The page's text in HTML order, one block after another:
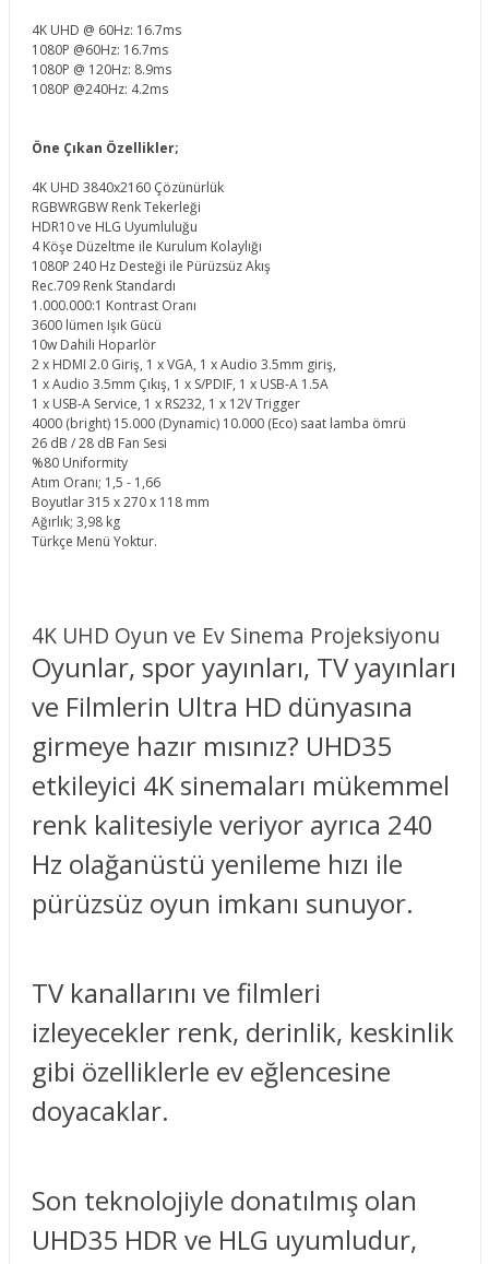
4K UHD @ 60Hz: 16.7ms
1080P @60Hz: 16.7ms
1080P @ 120Hz: 8.9ms
1080P @240Hz: 4.2ms
Öne Çıkan Özellikler;
4K UHD 3840x2160 Çözünürlük
RGBWRGBW Renk Tekerleği
HDR10 ve HLG Uyumluluğu
4 Köşe Düzeltme ile Kurulum Kolaylığı
1080P 240 Hz Desteği ile Pürüzsüz Akış
Rec.709 Renk Standardı
1.000.000:1 Kontrast Oranı
3600 lümen Işık Gücü
10w Dahili Hoparlör
2 x HDMI 2.0 Giriş, 1 x VGA, 1 x Audio 3.5mm giriş,
1 x Audio 3.5mm Çıkış, 1 x S/PDIF, 1 x USB-A 1.5A
1 x USB-A Service, 1 x RS232, 1 x 12V Trigger
4000 (bright) 15.000 (Dynamic) 10.000 (Eco) saat lamba ömrü
26 dB / 28 dB Fan Sesi
%80 Uniformity
Atım Oranı; 1,5 - 1,66
Boyutlar 315 x 270 x 118 mm
Ağırlık; 3,98 kg
Türkçe Menü Yoktur.
4K UHD Oyun ve Ev Sinema Projeksiyonu
Oyunlar, spor yayınları, TV yayınları
ve Filmlerin Ultra HD dünyasına
girmeye hazır mısınız? UHD35
etkileyici 4K sinemaları mükemmel
renk kalitesiyle veriyor ayrıca 240
Hz olağanüstü yenileme hızı ile
pürüzsüz oyun imkanı sunuyor.
TV kanallarını ve filmleri
izleyecekler renk, derinlik, keskinlik
gibi özelliklerle ev eğlencesine
doyacaklar.
Son teknolojiyle donatılmış olan
UHD35 HDR ve HLG uyumludur,